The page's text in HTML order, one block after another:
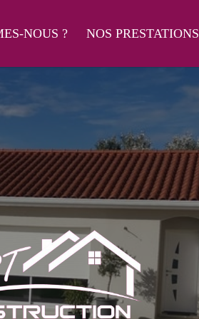
NOUS ? NOS PRESTATIONS